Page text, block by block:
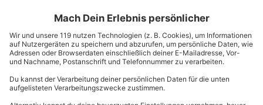
Zeit für Badespaß im Galaxy
Rutschenparadies
Rutschenwelt Europas: Entdecke die 28 spektakulären